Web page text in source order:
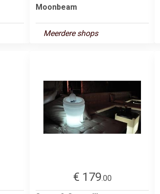
Moonbeam
Meerdere shops
€ 179.00